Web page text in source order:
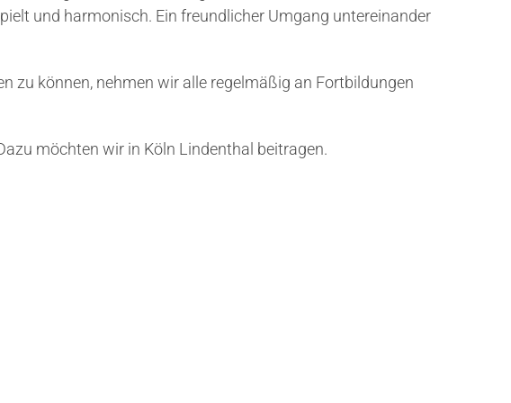
und harmonisch. Ein freundlicher Umgang untereinander
zu können, nehmen wir alle regelmäßig an Fortbildungen
möchten wir in Köln Lindenthal beitragen.